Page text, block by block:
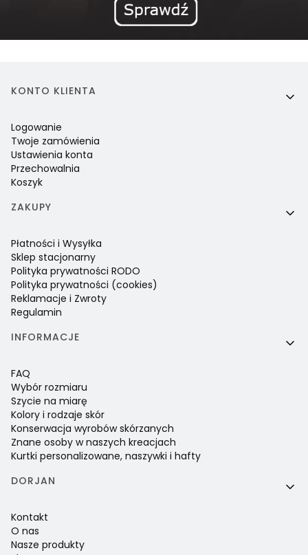
Linki w stopce
KONTO KLIENTA
Logowanie
Twoje zamówienia
Ustawienia konta
Przechowalnia
Koszyk
ZAKUPY
Płatności i Wysyłka
Sklep stacjonarny
Polityka prywatności RODO
Polityka prywatności (cookies)
Reklamacje i Zwroty
Regulamin
INFORMACJE
FAQ
Wybór rozmiaru
Szycie na miarę
Kolory i rodzaje skór
Konserwacja wyrobów skórzanych
Znane osoby w naszych kreacjach
Kurtki personalizowane, naszywki i hafty
DORJAN
Kontakt
O nas
Nasze produkty